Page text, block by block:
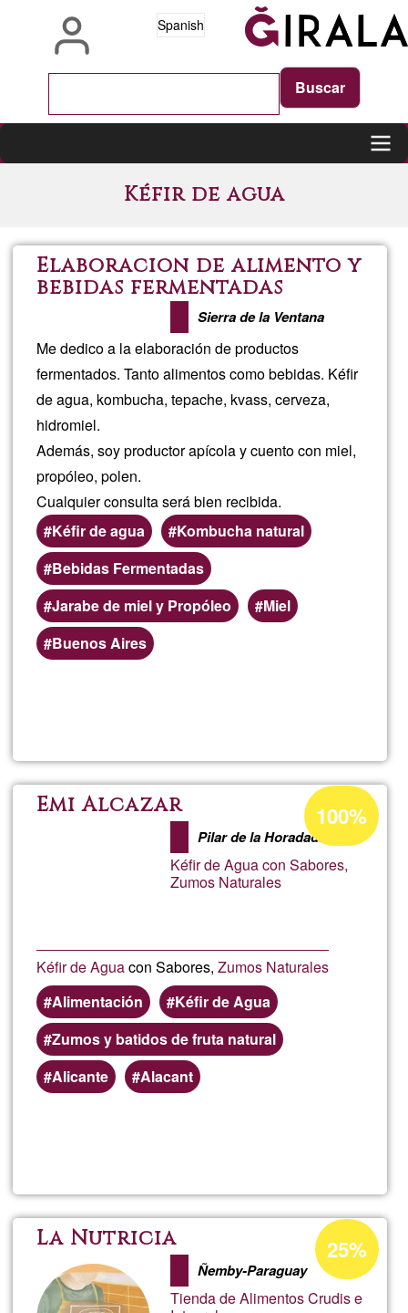
Spanish
navigation
Kéfir de agua
Elaboracion de alimento y
bebidas fermentadas
Sierra de la Ventana
Me dedico a la elaboración de productos
fermentados. Tanto alimentos como bebidas. Kéfir
de agua, kombucha, tepache, kvass, cerveza,
hidromiel.
Además, soy productor apícola y cuento con miel,
propóleo, polen.
Cualquier consulta será bien recibida.
Kéfir de agua
Kombucha natural
Bebidas Fermentadas
Jarabe de miel y Propóleo
Miel
Áreas
de
Buenos Aires
de
Emi Alcazar
Pilar de la Horadada
Kéfir de Agua con Sabores,
Zumos Naturales
Kéfir de Aguacon Sabores,Zumos Naturales
Alimentación
Kéfir de Agua
Zumos y batidos de fruta natural
Alicante
Alacant
Porcentaje
de
aceptación
de
100%
Emi
Alcazar
La Nutricia
Ñemby-Paraguay
Tienda de Alimentos Crudis e
Porcentaje
de
aceptación
de
25%